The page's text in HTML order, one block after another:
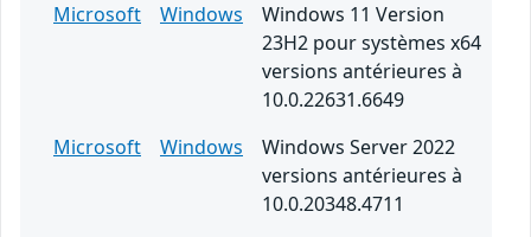
Microsoft
Windows
Windows 11 Version
23H2 pour systèmes x64
versions antérieures à
10.0.22631.6649
Microsoft
Windows
Windows Server 2022
versions antérieures à
10.0.20348.4711